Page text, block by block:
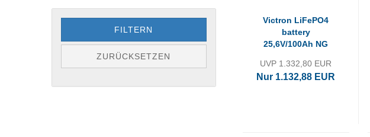
Victron LiFePO4
battery
25,6V/100Ah NG
UVP 1.332,80 EUR
Nur 1.132,88 EUR
FILTERN
ZURÜCKSETZEN